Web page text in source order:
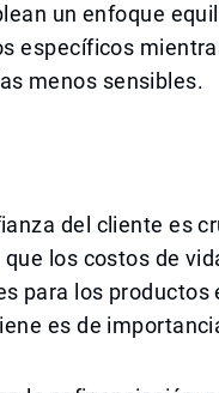
un enfoque
específicos
menos sensibles.
del cliente es
los costos de
para los productos
es de